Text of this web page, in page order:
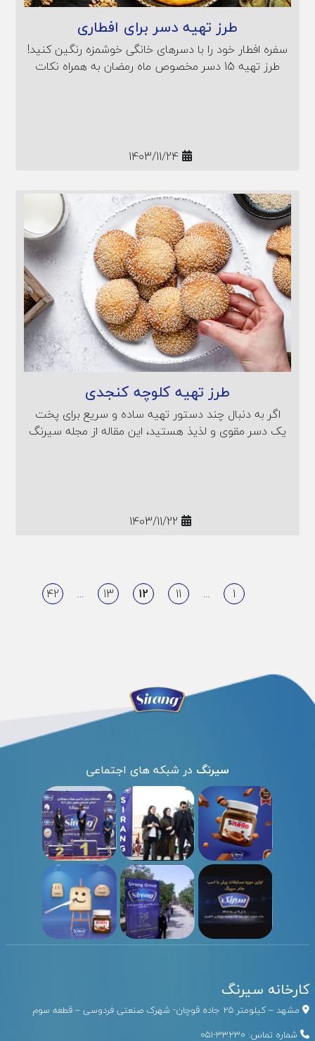
طرز تهیه دسر برای افطاری
سفره افطار خود را با دسرهای خانگی خوشمزه رنگین کنید!
طرز تهیه 15 دسر مخصوص ماه رمضان به همراه نکات
1403/11/24
طرز تهیه کلوچه کنجدی
اگر به دنبال چند دستور تهیه ساده و سریع برای پخت
یک دسر مقوی و لذیذ هستید، این مقاله از مجله سیرنگ
1403/11/22
1
...
11
12
13
...
42
سیرنگ در شبکه های اجتماعی
کارخانه سیرنگ
مشهد – کیلومتر ۲۵ جاده قوچان- شهرک صنعتی فردوسی – قطعه سوم
شماره تماس: 33230-051